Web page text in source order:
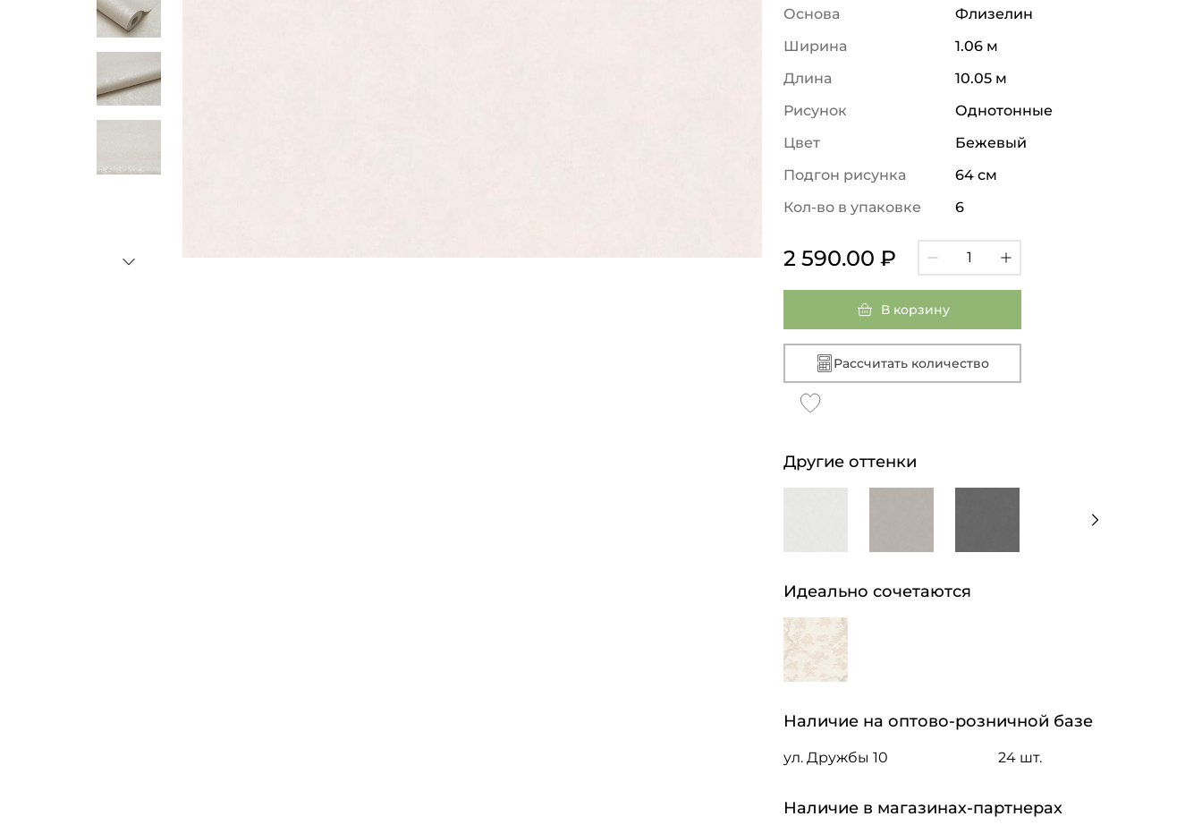
Основа
Флизелин
Ширина
1.06 м
Длина
10.05 м
Рисунок
Однотонные
Цвет
Бежевый
Подгон рисунка
64 см
Кол-во в упаковке
6
2 590.00 ₽
В корзину
Рассчитать количество
Другие оттенки
Идеально сочетаются
Наличие на оптово-розничной базе
ул. Дружбы 10 24 шт.
Наличие в магазинах-партнерах